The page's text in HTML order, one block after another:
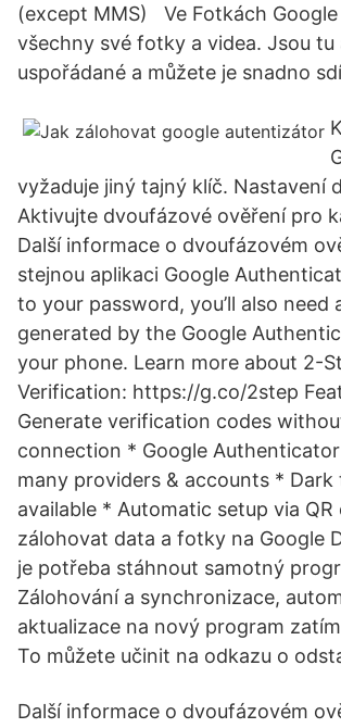
(except MMS) Ve Fotkách
všechny své fotky a videa. Jsou
uspořádané a můžete je snadno
vyžaduje jiný tajný klíč. Nastavení
Aktivujte dvoufázové ověření pro
Další informace o dvoufázovém
stejnou aplikaci Google
to your password, you’ll also need
generated by the Google
your phone. Learn more about 2-
Verification: https://g.co/2step
Generate verification codes
connection * Google
many providers & accounts * Dark
available * Automatic setup via QR
zálohovat data a fotky na Google
je potřeba stáhnout samotný
Zálohování a synchronizace,
aktualizace na nový program
To můžete učinit na odkazu o
Další informace o dvoufázovém